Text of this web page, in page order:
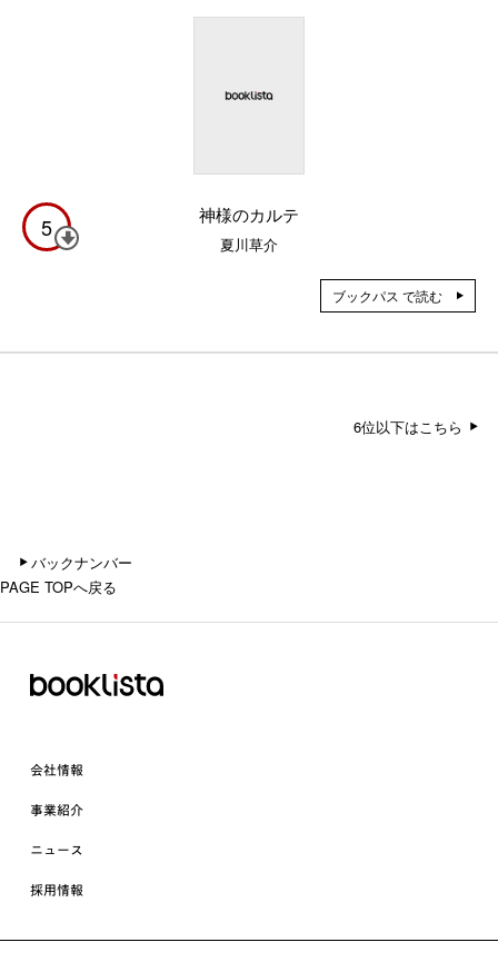
5 神様のカルテ
夏川草介
ブックパス で読む
6位以下はこちら
バックナンバー
PAGE TOPへ戻る
会社情報
事業紹介
ニュース
採用情報